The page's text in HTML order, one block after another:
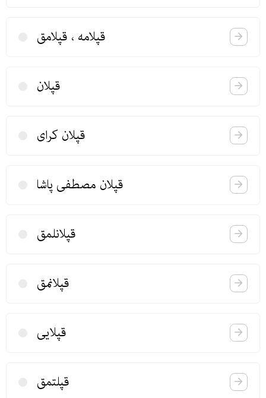
قپلامه ، قپلامق
قپلان
قپلان كرای
قپلان مصطفی پاشا
قپلانلمق
قپلانمق
قپلایی
قپلتمق